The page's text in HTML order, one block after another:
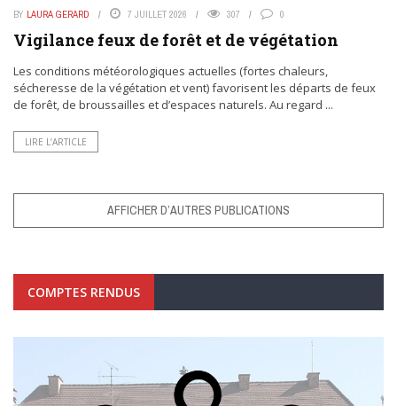
BY LAURA GERARD 7 JUILLET 2026 307 0
Vigilance feux de forêt et de végétation
Les conditions météorologiques actuelles (fortes chaleurs,
sécheresse de la végétation et vent) favorisent les départs de feux
de forêt, de broussailles et d’espaces naturels. Au regard ...
LIRE L’ARTICLE
AFFICHER D’AUTRES PUBLICATIONS
COMPTES RENDUS